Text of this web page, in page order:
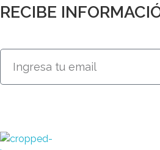
RECIBE